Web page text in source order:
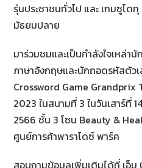
รุ่นประชาชนทั่วไป และ เกมซูโด
มัธยมปลาย
มาร่วมชมและเป็นกำลังใจเห
ภาษาอังกฤษและนักถอดรหัสตัว
Crossword Game
2023 ในสนามที่ 3 ในวันเสาร์ที่
2566 ชั้น 3 โซน Beauty &
ศูนย์การค้าพาราไดซ์ พาร์ค
สอบถามข้อมูลเพิ่มเติมได้ที่ เอ็ม